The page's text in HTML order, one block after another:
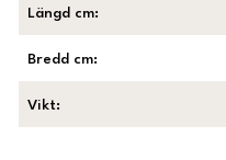
Längd cm:
Bredd cm:
Vikt: